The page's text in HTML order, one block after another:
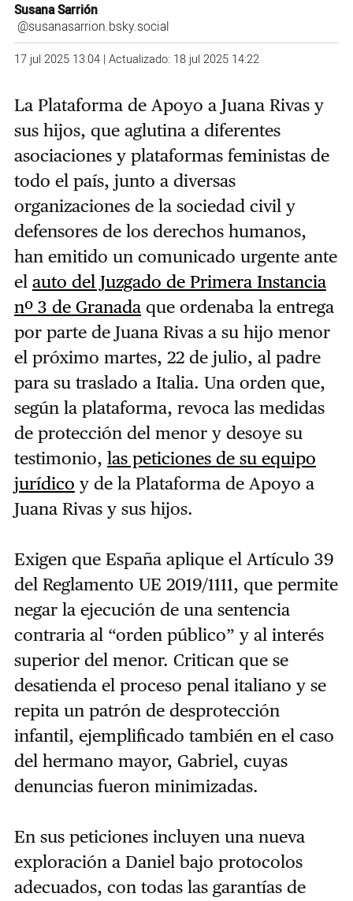
Susana Sarrión
@susanasarrion.bsky.social
17 jul 2025 13:04 | Actualizado: 18 jul 2025 14:22
La Plataforma de Apoyo a Juana Rivas y
sus hijos, que aglutina a diferentes
asociaciones y plataformas feministas de
todo el país, junto a diversas
organizaciones de la sociedad civil y
defensores de los derechos humanos,
han emitido un comunicado urgente ante
el auto del Juzgado de Primera Instancia
nº 3 de Granadaque ordenaba la entrega
por parte de Juana Rivas a su hijo menor
el próximo martes, 22 de julio, al padre
para su traslado a Italia. Una orden que,
según la plataforma, revoca las medidas
de protección del menor y desoye su
testimonio, las peticiones de su equipo
jurídico y de la Plataforma de Apoyo a
Juana Rivas y sus hijos.
Exigen que España aplique el Artículo 39
del Reglamento UE 2019/1111, que permite
negar la ejecución de una sentencia
contraria al “orden público” y al interés
superior del menor. Critican que se
desatienda el proceso penal italiano y se
repita un patrón de desprotección
infantil, ejemplificado también en el caso
del hermano mayor, Gabriel, cuyas
denuncias fueron minimizadas.
En sus peticiones incluyen una nueva
exploración a Daniel bajo protocolos
adecuados, con todas las garantías de